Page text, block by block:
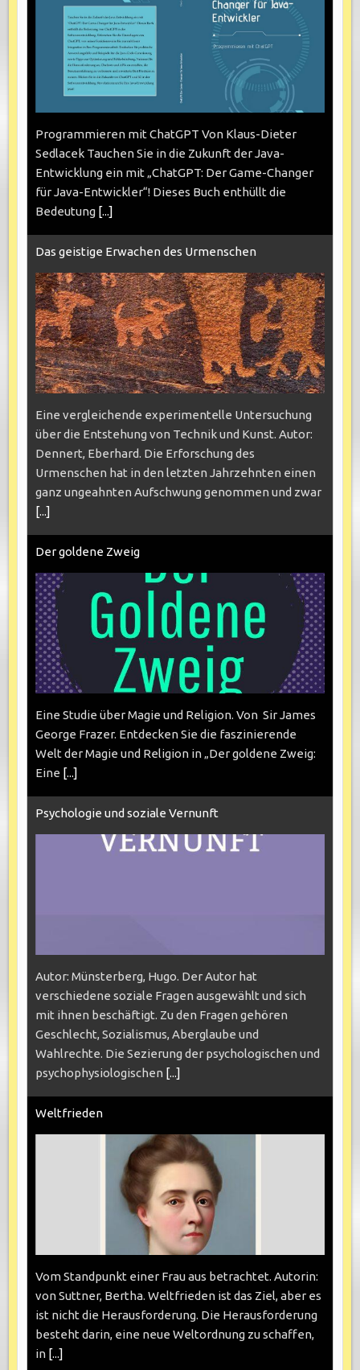
Programmieren mit ChatGPT Von Klaus-Dieter
Sedlacek Tauchen Sie in die Zukunft der Java-
Entwicklung ein mit „ChatGPT: Der Game-Changer
für Java-Entwickler“! Dieses Buch enthüllt die
Bedeutung [...]
Das geistige Erwachen des Urmenschen
Eine vergleichende experimentelle Untersuchung
über die Entstehung von Technik und Kunst. Autor:
Dennert, Eberhard. Die Erforschung des
Urmenschen hat in den letzten Jahrzehnten einen
ganz ungeahnten Aufschwung genommen und zwar
[...]
Der goldene Zweig
Eine Studie über Magie und Religion. Von Sir James
George Frazer. Entdecken Sie die faszinierende
Welt der Magie und Religion in „Der goldene Zweig:
Eine [...]
Psychologie und soziale Vernunft
Autor: Münsterberg, Hugo. Der Autor hat
verschiedene soziale Fragen ausgewählt und sich
mit ihnen beschäftigt. Zu den Fragen gehören
Geschlecht, Sozialismus, Aberglaube und
Wahlrechte. Die Sezierung der psychologischen und
psychophysiologischen [...]
Weltfrieden
Vom Standpunkt einer Frau aus betrachtet. Autorin:
von Suttner, Bertha. Weltfrieden ist das Ziel, aber es
ist nicht die Herausforderung. Die Herausforderung
besteht darin, eine neue Weltordnung zu schaffen,
in [...]